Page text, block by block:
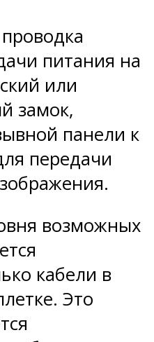
питания на
или
замок,
панели к
передачи
возможных
кабели в
Это